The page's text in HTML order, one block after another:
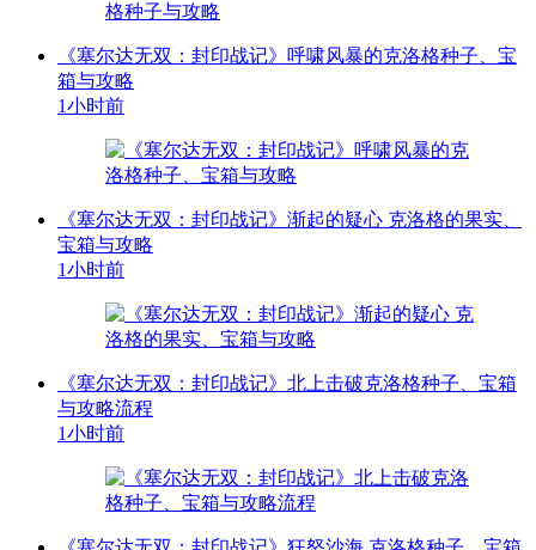
《塞尔达无双：封印战记》呼啸风暴的克洛格种子、宝
箱与攻略
1小时前
《塞尔达无双：封印战记》渐起的疑心 克洛格的果实、
宝箱与攻略
1小时前
《塞尔达无双：封印战记》北上击破克洛格种子、宝箱
与攻略流程
1小时前